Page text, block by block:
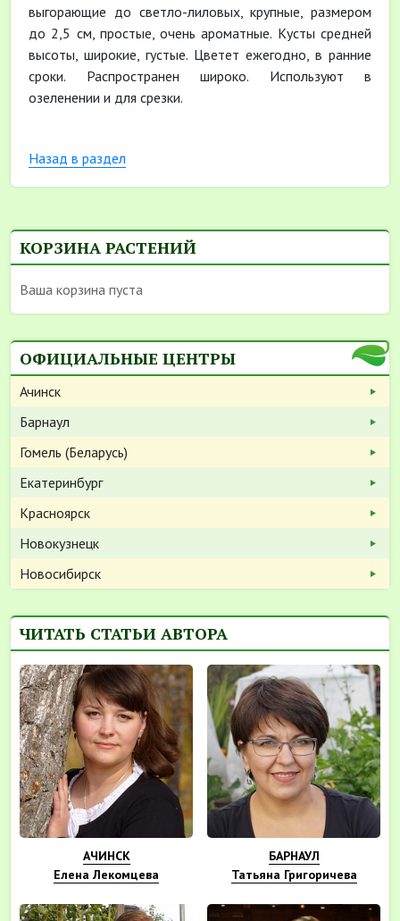
выгорающие до светло-лиловых, крупные, размером
до 2,5 см, простые, очень ароматные. Кусты средней
высоты, широкие, густые. Цветет ежегодно, в ранние
сроки. Распространен широко. Используют в
озеленении и для срезки.
Назад в раздел
КОРЗИНА РАСТЕНИЙ
Ваша корзина пуста
ОФИЦИАЛЬНЫЕ ЦЕНТРЫ
Ачинск
Барнаул
Гомель (Беларусь)
Екатеринбург
Красноярск
Новокузнецк
Новосибирск
ЧИТАТЬ СТАТЬИ АВТОРА
АЧИНСК
Елена Лекомцева
БАРНАУЛ
Татьяна Григоричева